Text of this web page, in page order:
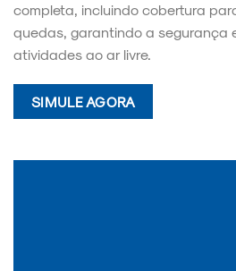
completa, incluindo cobertura
quedas, garantindo a segurança
atividades ao ar livre.
SIMULE AGORA